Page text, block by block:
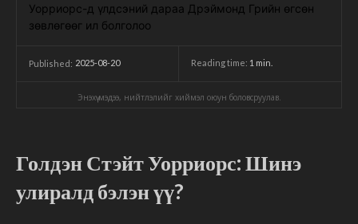
Published: 2025-08-20 Reading time: 1 min.
Энэхүү мэдээ, нийтлэлийг хиймэл оюун боловсруулав.
Голдэн Стэйт Уорриорс: Шинэ
улиралд бэлэн үү?